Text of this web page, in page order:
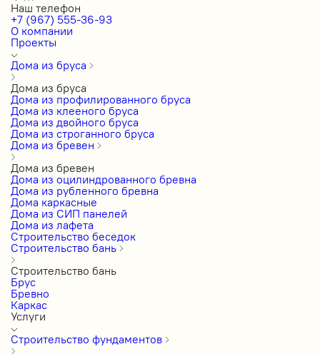
Наш телефон
+7 (967) 555-36-93
О компании
Проекты
Дома из бруса
Дома из бруса
Дома из профилированного бруса
Дома из клееного бруса
Дома из двойного бруса
Дома из строганного бруса
Дома из бревен
Дома из бревен
Дома из оцилиндрованного бревна
Дома из рубленного бревна
Дома каркасные
Дома из СИП панелей
Дома из лафета
Строительство беседок
Строительство бань
Строительство бань
Брус
Бревно
Каркас
Услуги
Строительство фундаментов